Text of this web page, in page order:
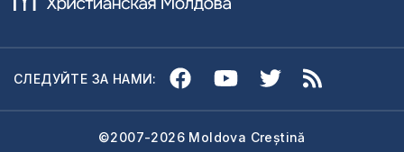
СЛЕДУЙТЕ ЗА НАМИ:
©2007-2026 Moldova Creștină